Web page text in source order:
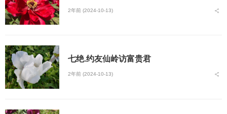
2年前 (2024-10-13)
七绝.约友仙岭访富贵君
2年前 (2024-10-13)